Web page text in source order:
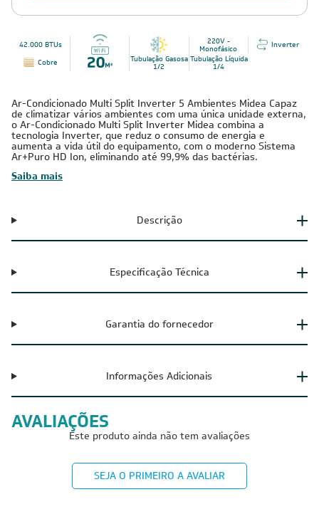
42.000 BTUs
220V -
Monofásico
Inverter
Cobre
Tubulação Gasosa
1/2
Tubulação Líquida
1/4
Ar-Condicionado Multi Split Inverter 5 Ambientes Midea Capaz
de climatizar vários ambientes com uma única unidade externa,
o Ar-Condicionado Multi Split Inverter Midea combina a
tecnologia Inverter, que reduz o consumo de energia e
aumenta a vida útil do equipamento, com o moderno Sistema
Ar+Puro HD Ion, eliminando até 99,9% das bactérias.
Saiba mais
Descrição
Especificação Técnica
Garantia do fornecedor
Informações Adicionais
AVALIAÇÕES
Este produto ainda não tem avaliações
SEJA O PRIMEIRO A AVALIAR